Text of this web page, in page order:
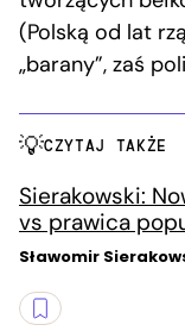
(Polską od lat
„barany”, zaś
CZYTAJ TAKŻE
Sierakowski:
vs prawica
Sławomir